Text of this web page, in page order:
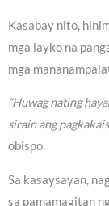
Kasabay nito,
mga layko na
mga
“Huwag nating
sirain ang
obispo.
Sa kasaysayan,
sa pamamagitan